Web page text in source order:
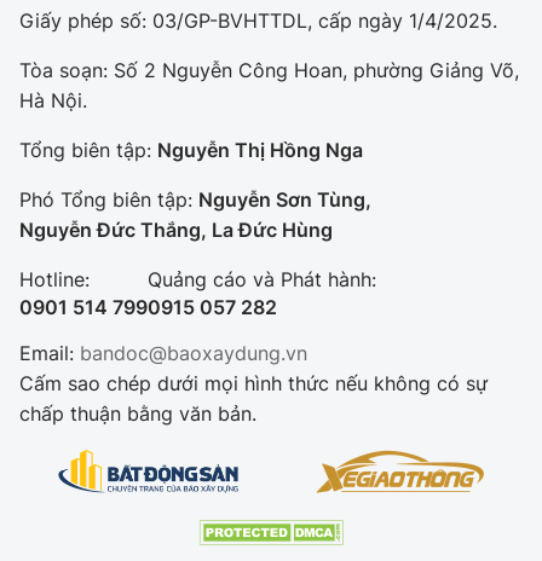
Giấy phép số: 03/GP-BVHTTDL, cấp ngày 1/4/2025.
Tòa soạn: Số 2 Nguyễn Công Hoan, phường Giảng Võ,
Hà Nội.
Tổng biên tập: Nguyễn Thị Hồng Nga
Phó Tổng biên tập: Nguyễn Sơn Tùng,
Nguyễn Đức Thắng, La Đức Hùng
Hotline:
0901 514 799
Quảng cáo và Phát hành:
0915 057 282
Email: bandoc@baoxaydung.vn
Cấm sao chép dưới mọi hình thức nếu không có sự
chấp thuận bằng văn bản.